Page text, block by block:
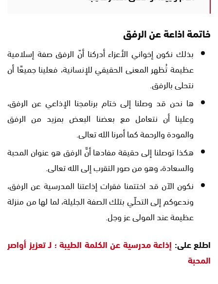
خاتمة اذاعة عن الرفق
بذلك نكون إخواني الأعزاء أدركنا أنّ الرفق صفة إسلامية
عظيمة تُظهر المعنى الحقيقي للإنسانية، فعلينا جميعًا أن
نتحلى بالرفق.
ها نحن قد وصلنا إلى ختام برنامجنا الإذاعي عن الرفق،
وعلينا أن نتعامل مع بعضنا البعض بمزيد من الرفق
والمودة والرحمة كما أمرنا الله تعالى.
هكذا توصلنا إلى حقيقة مفادها أنَّ الرفق هو عنوان المحبة
والسعادة، وهو من صور التقرب إلى الله تعالى.
نكون الآن قد اختتمنا فقرات إذاعتنا المدرسية عن الرفق،
وندعوكم إلى التحلّي بتلك الصفة الجليلة، لما لها من منزلة
عظيمة عند المولى عز وجل.
اطلع على: إذاعة مدرسية عن الكلمة الطيبة ؛ لـ تعزيز أواصر
المحبة